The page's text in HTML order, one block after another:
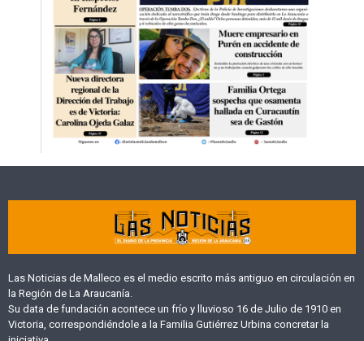
Las Noticias de Malleco es el medio escrito más antiguo en circulación en
la Región de La Araucanía.
Su data de fundación acontece un frío y lluvioso 16 de Julio de 1910 en
Victoria, correspondiéndole a la Familia Gutiérrez Urbina concretar la